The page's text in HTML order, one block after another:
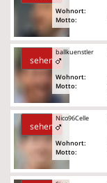
Wohnort:
Motto:
sehen
ballkuenstler
Wohnort:
Motto:
sehen
Nico96Celle
Wohnort:
Motto: